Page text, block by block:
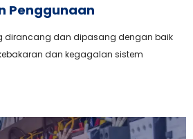
Penggunaan
dirancang dan dipasang dengan baik
dan kegagalan sistem